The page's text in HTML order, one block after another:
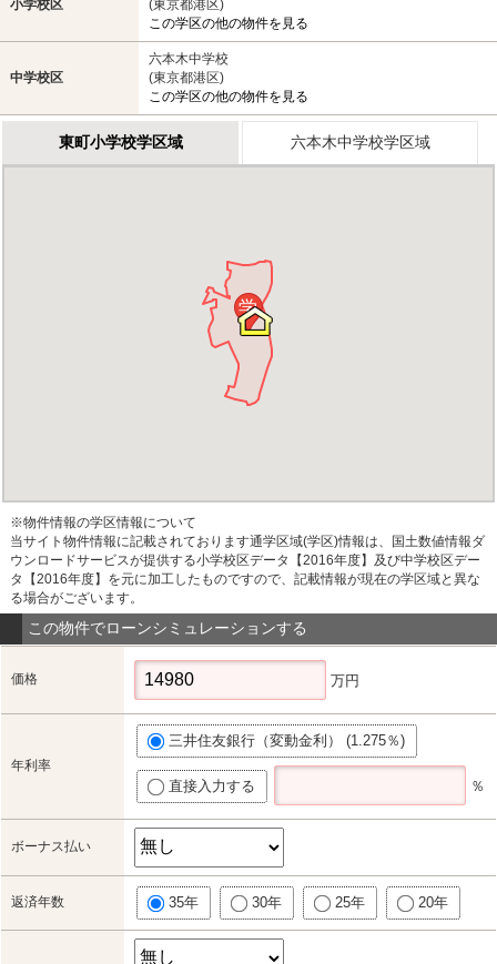
小学校区
(東京都港区)
この学区の他の物件を見る
中学校区
六本木中学校
(東京都港区)
この学区の他の物件を見る
東町小学校学区域 六本木中学校学区域
学
※物件情報の学区情報について
当サイト物件情報に記載されております通学区域(学区)情報は、国土数値情報ダ
ウンロードサービスが提供する小学校区データ【2016年度】及び中学校区デー
タ【2016年度】を元に加工したものですので、記載情報が現在の学区域と異な
る場合がございます。
この物件でローンシミュレーションする
価格 万円
年利率
三井住友銀行（変動金利） (1.275％)
直接入力する ％
ボーナス払い
返済年数 35年 30年 25年 20年